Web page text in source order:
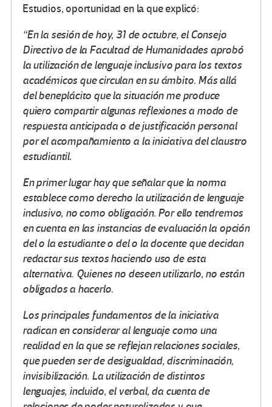
Estudios, oportunidad en la que explicó:
“En la sesión de hoy, 31 de octubre, el Consejo
Directivo de la Facultad de Humanidades aprobó
la utilización de lenguaje inclusivo para los textos
académicos que circulan en su ámbito. Más allá
del beneplácito que la situación me produce
quiero compartir algunas reflexiones a modo de
respuesta anticipada o de justificación personal
por el acompañamiento a la iniciativa del claustro
estudiantil.
En primer lugar hay que señalar que la norma
establece como derecho la utilización de lenguaje
inclusivo, no como obligación. Por ello tendremos
en cuenta en las instancias de evaluación la opción
del o la estudiante o del o la docente que decidan
redactar sus textos haciendo uso de esta
alternativa. Quienes no deseen utilizarlo, no están
obligados a hacerlo.
Los principales fundamentos de la iniciativa
radican en considerar al lenguaje como una
realidad en la que se reflejan relaciones sociales,
que pueden ser de desigualdad, discriminación,
invisibilización. La utilización de distintos
lenguajes, incluido, el verbal, da cuenta de